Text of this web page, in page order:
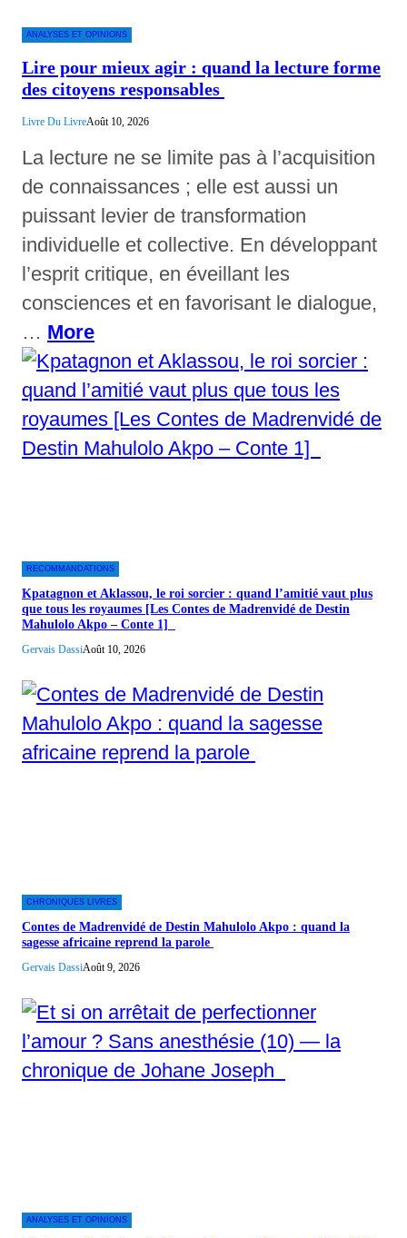
ANALYSES ET OPINIONS
Lire pour mieux agir : quand la lecture forme
des citoyens responsables
Livre Du LivreAoût 10, 2026
La lecture ne se limite pas à l’acquisition
de connaissances ; elle est aussi un
puissant levier de transformation
individuelle et collective. En développant
l’esprit critique, en éveillant les
consciences et en favorisant le dialogue,
… More
RECOMMANDATIONS
Kpatagnon et Aklassou, le roi sorcier : quand l’amitié vaut plus
que tous les royaumes [Les Contes de Madrenvidé de Destin
Mahulolo Akpo – Conte 1]
Gervais DassiAoût 10, 2026
CHRONIQUES LIVRES
Contes de Madrenvidé de Destin Mahulolo Akpo : quand la
sagesse africaine reprend la parole
Gervais DassiAoût 9, 2026
ANALYSES ET OPINIONS